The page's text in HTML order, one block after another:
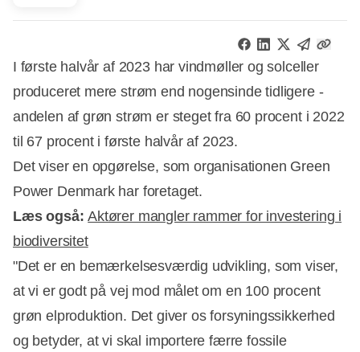
I første halvår af 2023 har vindmøller og solceller
produceret mere strøm end nogensinde tidligere -
andelen af grøn strøm er steget fra 60 procent i 2022
til 67 procent i første halvår af 2023.
Det viser en opgørelse, som organisationen Green
Power Denmark har foretaget.
Læs også:Aktører mangler rammer for investering i
biodiversitet
"Det er en bemærkelsesværdig udvikling, som viser,
at vi er godt på vej mod målet om en 100 procent
grøn elproduktion. Det giver os forsyningssikkerhed
og betyder, at vi skal importere færre fossile